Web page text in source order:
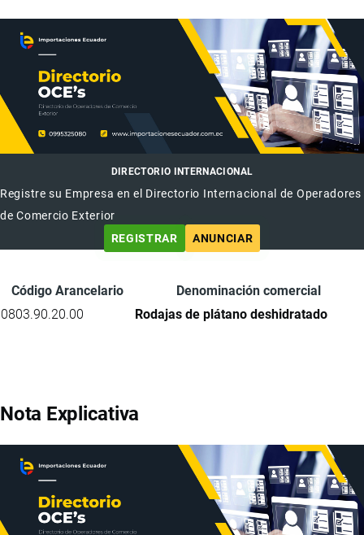
DIRECTORIO INTERNACIONAL
Registre su Empresa en el Directorio Internacional de Operadores
de Comercio Exterior
REGISTRAR
ANUNCIAR
Código Arancelario
Denominación comercial
0803.90.20.00
Rodajas de plátano deshidratado
Nota Explicativa